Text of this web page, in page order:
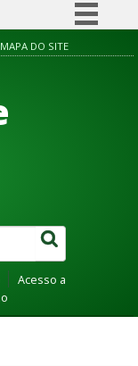
à informação
MAPA DO SITE
Acesso a